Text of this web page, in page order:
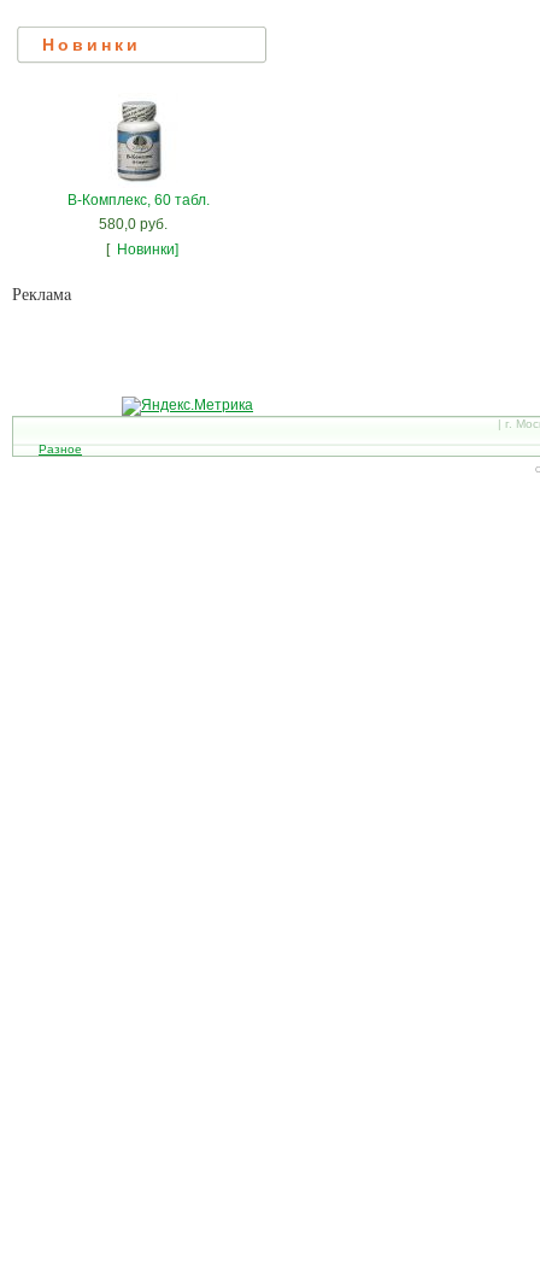
Новинки
В-Комплекс, 60 табл.
580,0 руб.
[ Новинки]
Рекламa
| г.
Разное